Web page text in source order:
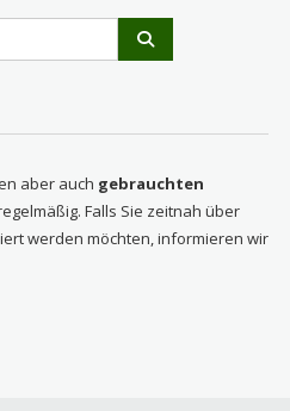
aber auch gebrauchten
Falls Sie zeitnah über
werden möchten, informieren wir